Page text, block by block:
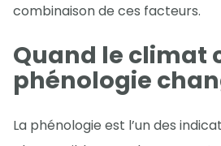
combinaison de ces facteurs.
Quand le climat
phénologie
La phénologie est l’un des